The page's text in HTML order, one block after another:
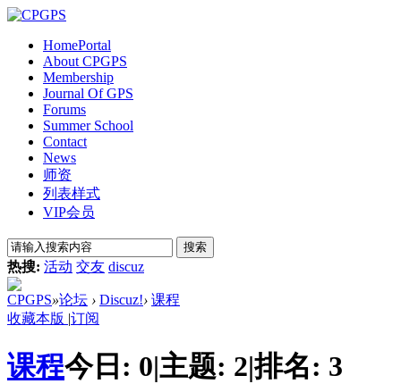
HomePortal
About CPGPS
Membership
Journal Of GPS
Forums
Summer School
Contact
News
师资
列表样式
VIP会员
搜索
热搜: 活动 交友 discuz
CPGPS»论坛 › Discuz!› 课程
收藏本版 |订阅
课程今日: 0|主题: 2|排名: 3